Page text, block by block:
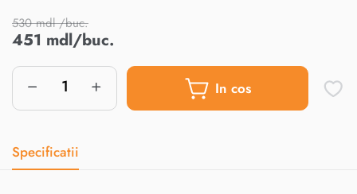
530 mdl /buc.
451 mdl/buc.
In cos
Specificatii